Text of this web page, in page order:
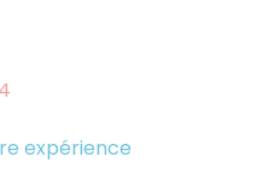
4
expérience